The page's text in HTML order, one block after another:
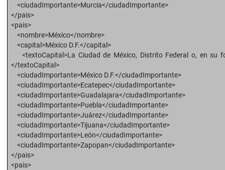
<ciudadImportante>Murcia</ciudadImportante>
</pais>
<pais>
<nombre>México</nombre>
<capital>México D.F.</capital>
<textoCapital>La Ciudad de México, Distrito Federal o, en su
</textoCapital>
<ciudadImportante>México D.F.</ciudadImportante>
<ciudadImportante>Ecatepec</ciudadImportante>
<ciudadImportante>Guadalajara</ciudadImportante>
<ciudadImportante>Puebla</ciudadImportante>
<ciudadImportante>Juárez</ciudadImportante>
<ciudadImportante>Tijuana</ciudadImportante>
<ciudadImportante>León</ciudadImportante>
<ciudadImportante>Zapopan</ciudadImportante>
</pais>
<pais>